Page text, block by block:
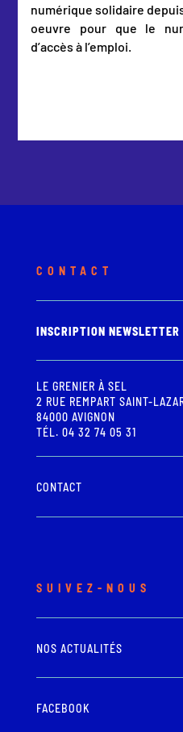
numérique solidaire
oeuvre pour que le
d’accès à l’emploi.
CONTACT
INSCRIPTION NEWSLETTER
LE GRENIER À SEL
2 RUE REMPART SAINT-
84000 AVIGNON
TÉL. 04 32 74 05 31
CONTACT
SUIVEZ-NOUS
NOS ACTUALITÉS
FACEBOOK